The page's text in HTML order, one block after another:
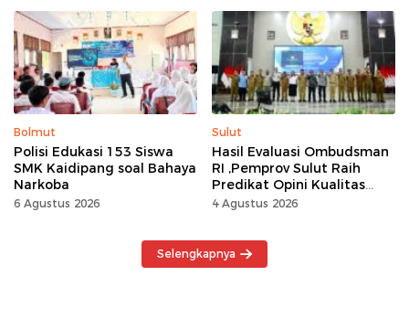
Kemerdekaan Momentum
Kerja Keras
Bolmut
Polisi Edukasi 153 Siswa
SMK Kaidipang soal Bahaya
Narkoba
6 Agustus 2026
Sulut
Hasil Evaluasi Ombudsman
RI ,Pemprov Sulut Raih
Predikat Opini Kualitas
Tinggi Tanpa
4 Agustus 2026
Selengkapnya